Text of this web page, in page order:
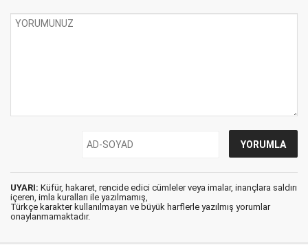
UYARI: Küfür, hakaret, rencide edici cümleler veya imalar, inançlara saldırı
içeren, imla kuralları ile yazılmamış,
Türkçe karakter kullanılmayan ve büyük harflerle yazılmış yorumlar
onaylanmamaktadır.